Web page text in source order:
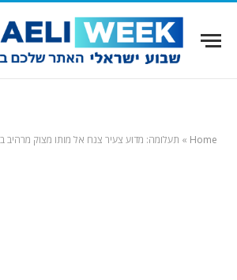
Home
» תעלומה: מדוע צעיר צנח אל מותו מצוק מרהיב בקליפורניה